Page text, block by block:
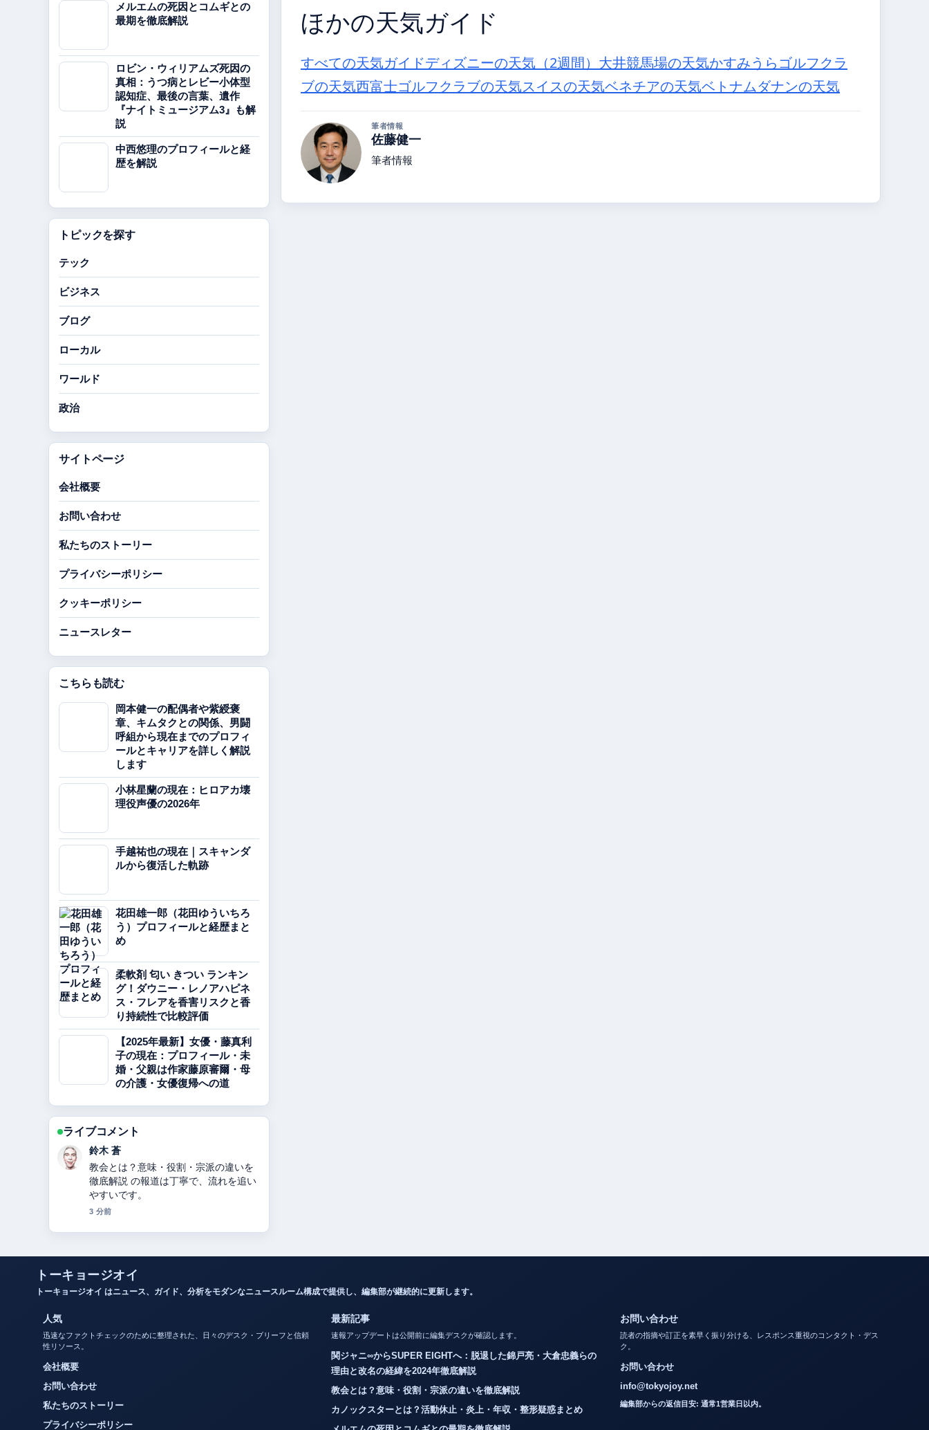
ほかの天気ガイド
すべての天気ガイドディズニーの天気（2週間） 大井競馬場の天気かすみうらゴルフクラ
ブの天気西富士ゴルフクラブの天気スイスの天気ベネチアの天気ベトナムダナンの天気
筆者情報
佐藤健一
筆者情報
メルエムの死因とコムギとの
最期を徹底解説
ロビン・ウィリアムズ死因の
真相：うつ病とレビー小体型
認知症、最後の言葉、遺作
『ナイトミュージアム3』も解
説
中西悠理のプロフィールと経
歴を解説
トピックを探す
テック
ビジネス
ブログ
ローカル
ワールド
政治
サイトページ
会社概要
お問い合わせ
私たちのストーリー
プライバシーポリシー
クッキーポリシー
ニュースレター
こちらも読む
岡本健一の配偶者や紫綬褒
章、キムタクとの関係、男闘
呼組から現在までのプロフィ
ールとキャリアを詳しく解説
します
小林星蘭の現在：ヒロアカ壊
理役声優の2026年
手越祐也の現在｜スキャンダ
ルから復活した軌跡
花田雄一郎（花田ゆういちろ
う）プロフィールと経歴まと
め
柔軟剤 匂い きつい ランキン
グ！ダウニー・レノアハピネ
ス・フレアを香害リスクと香
り持続性で比較評価
【2025年最新】女優・藤真利
子の現在：プロフィール・未
婚・父親は作家藤原審爾・母
の介護・女優復帰への道
ライブコメント
渡辺 結衣
カノックスターとは？活動休止・炎
上・年収・整形疑惑まとめ 周辺の検証
がしっかりしていて安心感がありま
す。
トーキョージオイ
迅速なファクトチェックのために整理された、日々のデスク・ブリーフと信頼
関ジャニ∞からSUPER EIGHTへ：脱退した錦戸亮・大倉忠義らの
読者の指摘や訂正を素早く振り分ける、レスポンス重視のコンタクト・デス